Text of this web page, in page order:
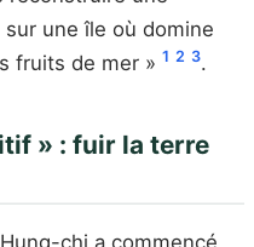
une île où domine
fruits de mer » 1 2 3.
» : fuir la terre
chi a commencé